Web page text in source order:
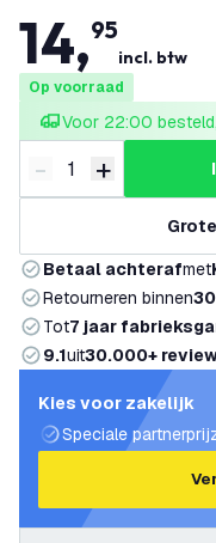
14,95
incl. btw
Op voorraad
Voor 22:00
Verminder
- Verhoog
+
Betaal achterafmet
Retourneren binnen
Tot7 jaar
9.1uit30.000+
Kies voor zakelijk
Speciale